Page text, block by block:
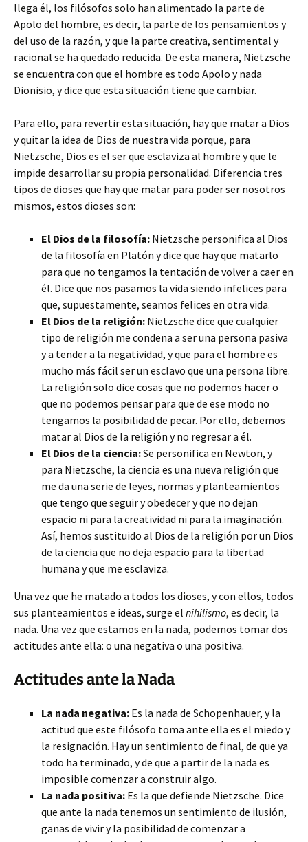
llega él, los filósofos solo han alimentado la parte de
Apolo del hombre, es decir, la parte de los pensamientos y
del uso de la razón, y que la parte creativa, sentimental y
racional se ha quedado reducida. De esta manera, Nietzsche
se encuentra con que el hombre es todo Apolo y nada
Dionisio, y dice que esta situación tiene que cambiar.
Para ello, para revertir esta situación, hay que matar a Dios
y quitar la idea de Dios de nuestra vida porque, para
Nietzsche, Dios es el ser que esclaviza al hombre y que le
impide desarrollar su propia personalidad. Diferencia tres
tipos de dioses que hay que matar para poder ser nosotros
mismos, estos dioses son:
El Dios de la filosofía: Nietzsche personifica al Dios
de la filosofía en Platón y dice que hay que matarlo
para que no tengamos la tentación de volver a caer en
él. Dice que nos pasamos la vida siendo infelices para
que, supuestamente, seamos felices en otra vida.
El Dios de la religión: Nietzsche dice que cualquier
tipo de religión me condena a ser una persona pasiva
y a tender a la negatividad, y que para el hombre es
mucho más fácil ser un esclavo que una persona libre.
La religión solo dice cosas que no podemos hacer o
que no podemos pensar para que de ese modo no
tengamos la posibilidad de pecar. Por ello, debemos
matar al Dios de la religión y no regresar a él.
El Dios de la ciencia:Se personifica en Newton, y
para Nietzsche, la ciencia es una nueva religión que
me da una serie de leyes, normas y planteamientos
que tengo que seguir y obedecer y que no dejan
espacio ni para la creatividad ni para la imaginación.
Así, hemos sustituido al Dios de la religión por un Dios
de la ciencia que no deja espacio para la libertad
humana y que me esclaviza.
Una vez que he matado a todos los dioses, y con ellos, todos
sus planteamientos e ideas, surge el nihilismo, es decir, la
nada. Una vez que estamos en la nada, podemos tomar dos
actitudes ante ella: o una negativa o una positiva.
Actitudes ante la Nada
La nada negativa: Es la nada de Schopenhauer, y la
actitud que este filósofo toma ante ella es el miedo y
la resignación. Hay un sentimiento de final, de que ya
todo ha terminado, y de que a partir de la nada es
imposible comenzar a construir algo.
La nada positiva: Es la que defiende Nietzsche. Dice
que ante la nada tenemos un sentimiento de ilusión,
ganas de vivir y la posibilidad de comenzar a